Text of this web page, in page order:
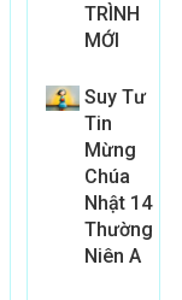
TRÌNH
MỚI
Suy Tư
Tin
Mừng
Chúa
Nhật 14
Thường
Niên A